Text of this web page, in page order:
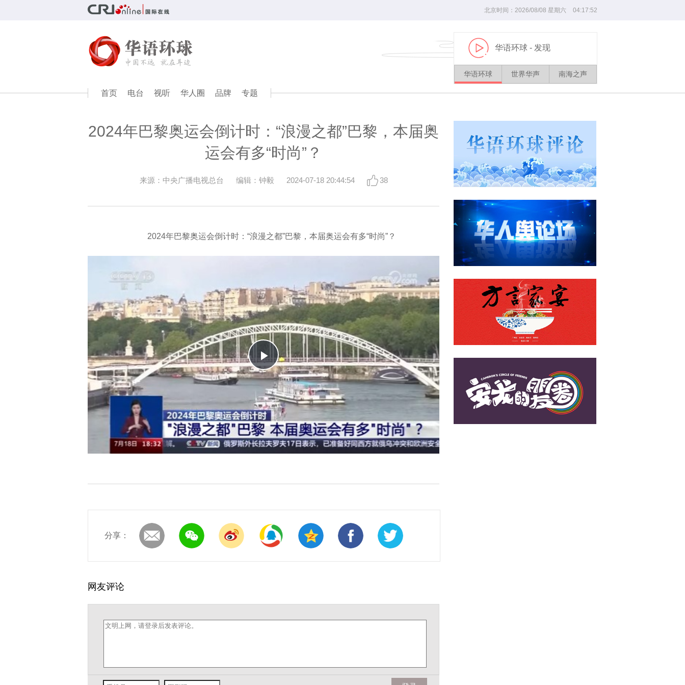
北京时间： 2026/08/08 星期六 04:17:52
播
放
华语环球 - 发现
华语环球 世界华声 南海之声
首页 电台 视听 华人圈 品牌 专题
2024年巴黎奥运会倒计时：“浪漫之都”巴黎，本届奥
运会有多“时尚”？
来源：中央广播电视总台 编辑：钟毅 2024-07-18 20:44:54 38
2024年巴黎奥运会倒计时：“浪漫之都”巴黎，本届奥运会有多“时尚”？
播
放
分享：
网友评论